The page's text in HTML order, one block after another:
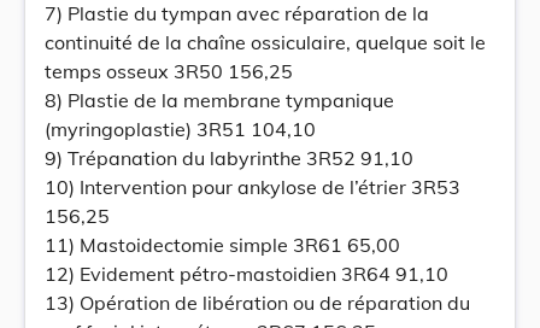
7) Plastie du tympan avec réparation de la
continuité de la chaîne ossiculaire, quelque soit le
temps osseux 3R50 156,25
8) Plastie de la membrane tympanique
(myringoplastie) 3R51 104,10
9) Trépanation du labyrinthe 3R52 91,10
10) Intervention pour ankylose de l’étrier 3R53
156,25
11) Mastoidectomie simple 3R61 65,00
12) Evidement pétro-mastoidien 3R64 91,10
13) Opération de libération ou de réparation du